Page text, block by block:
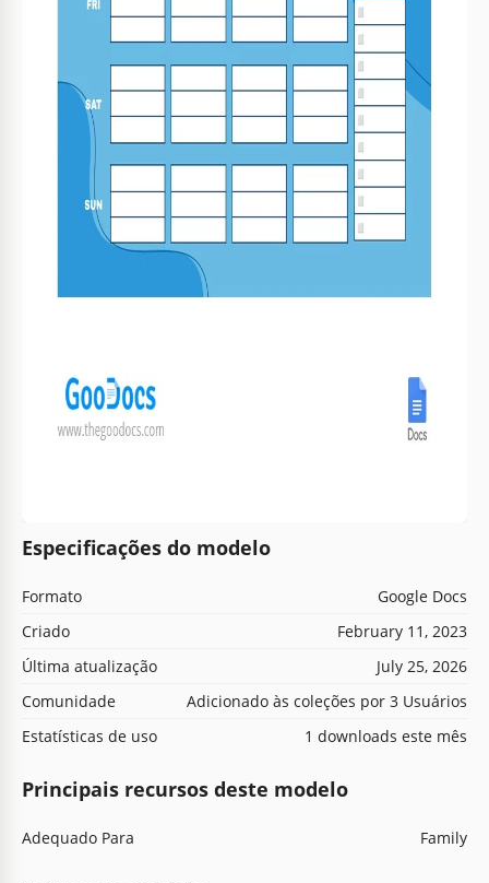
Especificações do modelo
Formato
Google Docs
Criado
February 11, 2023
Última atualização
July 25, 2026
Comunidade
Adicionado às coleções por 3 Usuários
Estatísticas de uso
1 downloads este mês
Principais recursos deste modelo
Adequado Para Family